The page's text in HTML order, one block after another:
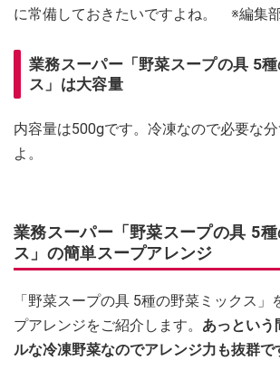
に常備しておきたいですよね。 ※編集
業務スーパー「野菜スープの具 5
ス」は大容量
内容量は500gです。冷凍なので必要な
よ。
業務スーパー「野菜スープの具 5
ス」の簡単スープアレンジ
「野菜スープの具 5種の野菜ミックス」
プアレンジをご紹介します。 あっという
ルな冷凍野菜なのでアレンジ力も抜群で